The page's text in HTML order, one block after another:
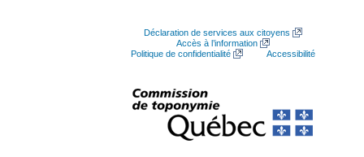
Déclaration de services aux citoyens
Accès à l’information
Politique de confidentialité
Accessibilité